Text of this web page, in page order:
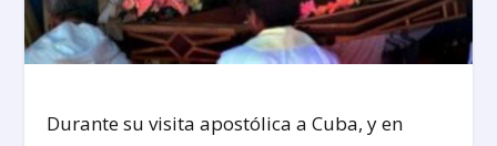
Durante su visita apostólica a Cuba, y en